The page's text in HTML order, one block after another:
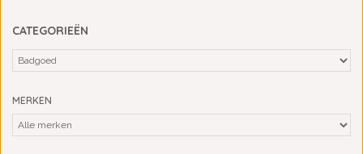
CATEGORIEËN
MERKEN